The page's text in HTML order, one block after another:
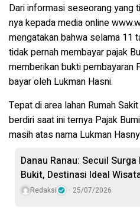
Dari informasi seseorang yang
nya kepada media online
mengatakan bahwa selama 11
tidak pernah membayar pajak
memberikan bukti pembayaran
bayar oleh Lukman Hasni.
Tepat di area lahan Rumah
berdiri saat ini ternya Pajak
masih atas nama Lukman
Danau Ranau: Secuil Surga
Bukit, Destinasi Ideal
Redaksi 25/07/2026